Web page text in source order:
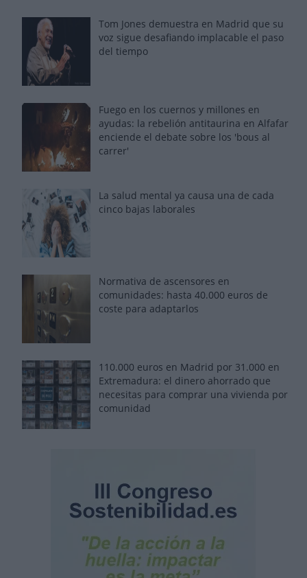
Tom Jones demuestra en Madrid que su
voz sigue desafiando implacable el paso
del tiempo
Fuego en los cuernos y millones en
ayudas: la rebelión antitaurina en Alfafar
enciende el debate sobre los 'bous al
carrer'
La salud mental ya causa una de cada
cinco bajas laborales
Normativa de ascensores en
comunidades: hasta 40.000 euros de
coste para adaptarlos
110.000 euros en Madrid por 31.000 en
Extremadura: el dinero ahorrado que
necesitas para comprar una vivienda por
comunidad